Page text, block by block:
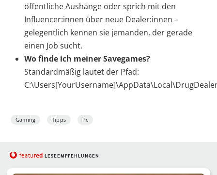
öffentliche Aushänge oder sprich mit den
Influencer:innen über neue Dealer:innen –
gelegentlich kennen sie jemanden, der gerade
einen Job sucht.
Wo finde ich meiner Savegames?
Standardmäßig lautet der Pfad:
Gaming Tipps Pc
featured LESEEMPFEHLUNGEN